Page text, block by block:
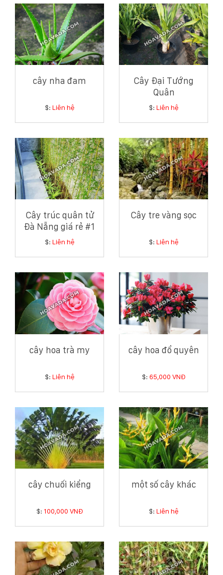
cây nha đam
$: Liên hệ
Cây Đại Tướng
Quân
$: Liên hệ
Cây trúc quân tử
Đà Nẵng giá rẻ #1
$: Liên hệ
Cây tre vàng sọc
$: Liên hệ
cây hoa trà my
$: Liên hệ
cây hoa đổ quyên
$: 65,000 VNĐ
cây chuối kiểng
$: 100,000 VNĐ
một số cây khác
$: Liên hệ